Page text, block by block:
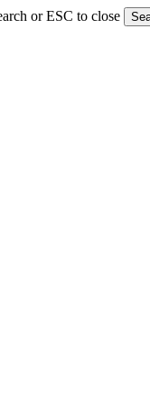
or ESC to close